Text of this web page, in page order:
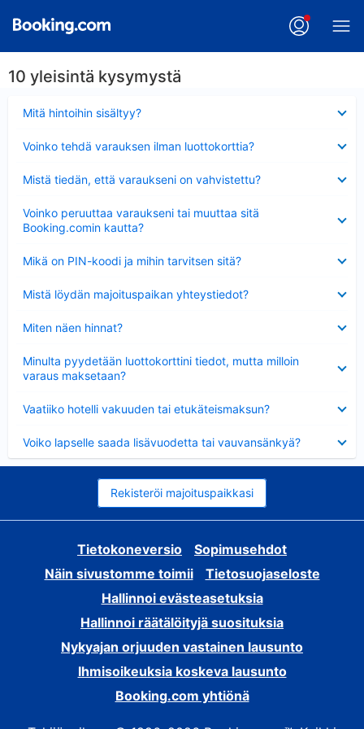
10 yleisintä kysymystä
Mitä hintoihin sisältyy?
Voinko tehdä varauksen ilman luottokorttia?
Mistä tiedän, että varaukseni on vahvistettu?
Voinko peruuttaa varaukseni tai muuttaa sitä
Booking.comin kautta?
Mikä on PIN-koodi ja mihin tarvitsen sitä?
Mistä löydän majoituspaikan yhteystiedot?
Miten näen hinnat?
Minulta pyydetään luottokorttini tiedot, mutta milloin
varaus maksetaan?
Vaatiiko hotelli vakuuden tai etukäteismaksun?
Voiko lapselle saada lisävuodetta tai vauvansänkyä?
Rekisteröi majoituspaikkasi
Tietokoneversio
Sopimusehdot
Näin sivustomme toimii
Tietosuojaseloste
Hallinnoi evästeasetuksia
Hallinnoi räätälöityjä suosituksia
Nykyajan orjuuden vastainen lausunto
Ihmisoikeuksia koskeva lausunto
Booking.com yhtiönä